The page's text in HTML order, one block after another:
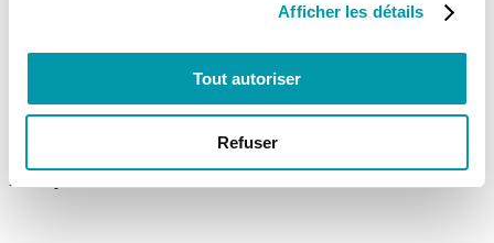
Afficher les détails
Tout autoriser
Refuser
ISO&ENERGIES vous propose un service sur mesure d’installation
garantir une solution clé en main, allant du diagnostic initial à la
maintenance de l’équipement installé.
Etude personnalisée de votre habitat